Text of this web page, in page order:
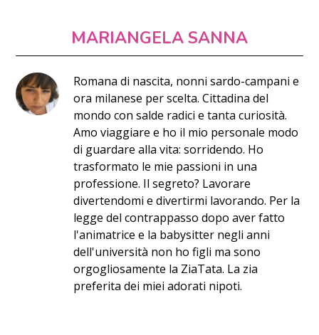
MARIANGELA SANNA
Romana di nascita, nonni sardo-campani e
ora milanese per scelta. Cittadina del
mondo con salde radici e tanta curiosità.
Amo viaggiare e ho il mio personale modo
di guardare alla vita: sorridendo. Ho
trasformato le mie passioni in una
professione. Il segreto? Lavorare
divertendomi e divertirmi lavorando. Per la
legge del contrappasso dopo aver fatto
l'animatrice e la babysitter negli anni
dell'università non ho figli ma sono
orgogliosamente la ZiaTata. La zia
preferita dei miei adorati nipoti.